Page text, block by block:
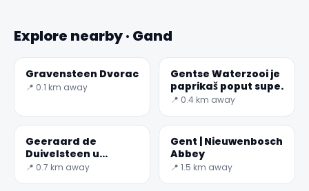
Explore nearby · Gand
Gravensteen Dvorac
📍 0.1 km away
Gentse Waterzooi je
paprikaš poput supe.
📍 0.4 km away
Geeraard de
Duivelsteen u
Ghentu, Belgija
📍 0.7 km away
Gent | Nieuwenbosch
Abbey
📍 1.5 km away
✕